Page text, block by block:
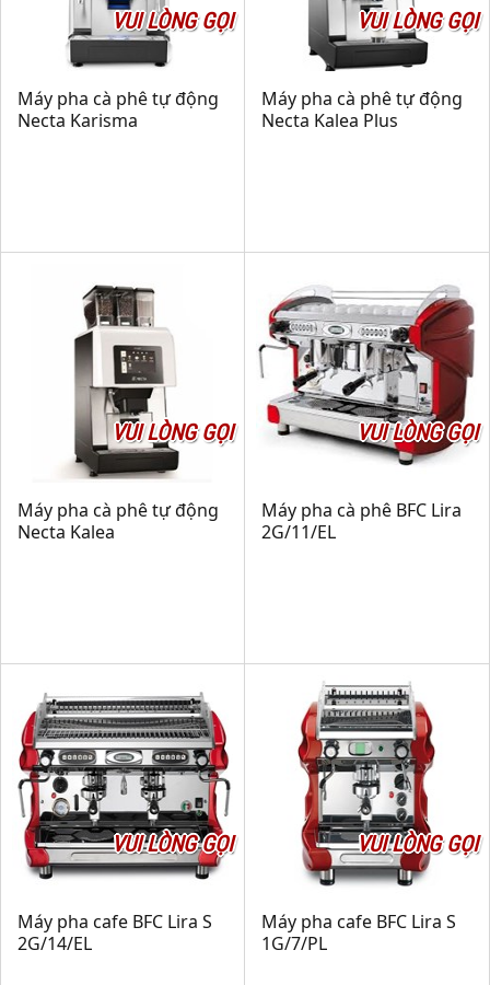
VUI LÒNG GỌI
Máy pha cà phê tự động
Necta Karisma
VUI LÒNG GỌI
Máy pha cà phê tự động
Necta Kalea Plus
VUI LÒNG GỌI
Máy pha cà phê tự động
Necta Kalea
VUI LÒNG GỌI
Máy pha cà phê BFC Lira
2G/11/EL
VUI LÒNG GỌI
Máy pha cafe BFC Lira S
2G/14/EL
VUI LÒNG GỌI
Máy pha cafe BFC Lira S
1G/7/PL